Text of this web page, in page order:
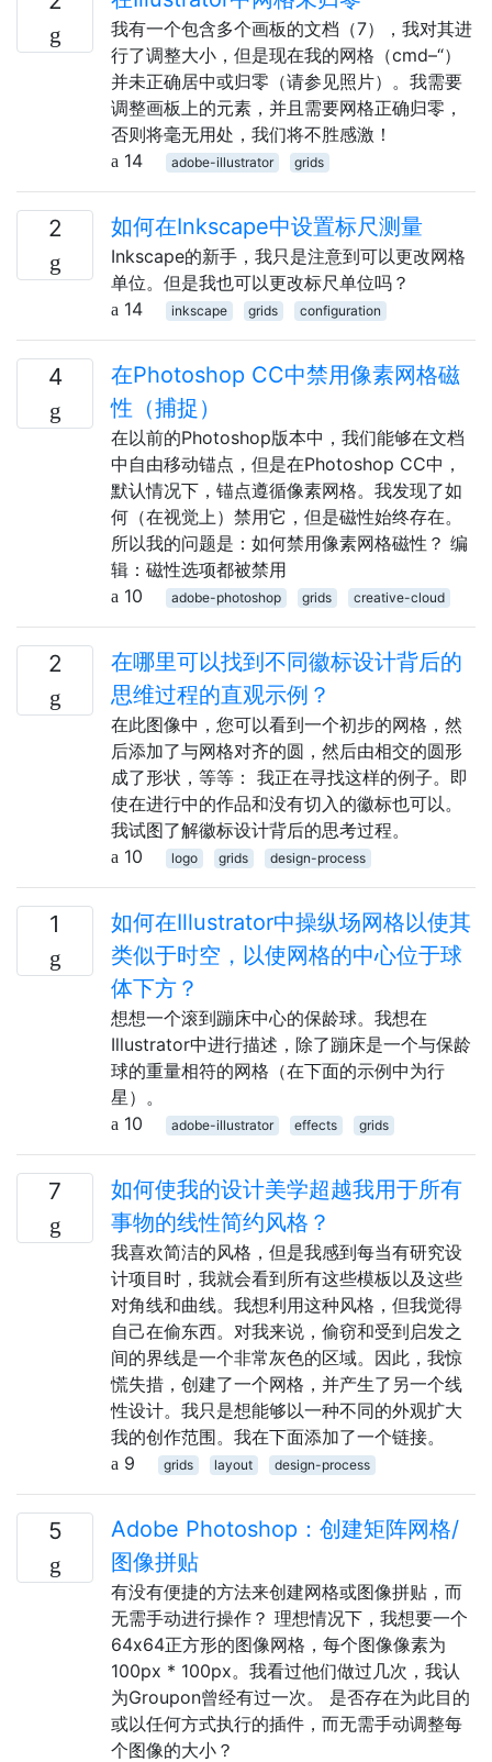
我有一个包含多个画板的文档（7），我对其进
行了调整大小，但是现在我的网格（cmd–“）
并未正确居中或归零（请参见照片）。我需要
调整画板上的元素，并且需要网格正确归零，
否则将毫无用处，我们将不胜感激！
14
adobe-illustrator grids
2 如何在Inkscape中设置标尺测量
Inkscape的新手，我只是注意到可以更改网格
单位。但是我也可以更改标尺单位吗？
14
inkscape grids configuration
4
在Photoshop CC中禁用像素网格磁
性（捕捉）
在以前的Photoshop版本中，我们能够在文档
中自由移动锚点，但是在Photoshop CC中，
默认情况下，锚点遵循像素网格。我发现了如
何（在视觉上）禁用它，但是磁性始终存在。
所以我的问题是：如何禁用像素网格磁性？ 编
辑：磁性选项都被禁用
10
adobe-photoshop grids creative-cloud
2
在哪里可以找到不同徽标设计背后的
思维过程的直观示例？
在此图像中，您可以看到一个初步的网格，然
后添加了与网格对齐的圆，​​然后由相交的圆形
成了形状，等等： 我正在寻找这样的例子。即
使在进行中的作品和没有切入的徽标也可以。
我试图了解徽标设计背后的思考过程。
10
logo grids design-process
1
如何在Illustrator中操纵场网格以使其
类似于时空，以使网格的中心位于球
体下方？
想想一个滚到蹦床中心的保龄球。我想在
Illustrator中进行描述，除了蹦床是一个与保龄
球的重量相符的网格（在下面的示例中为行
星）。
10
adobe-illustrator effects grids
7
如何使我的设计美学超越我用于所有
事物的线性简约风格？
我喜欢简洁的风格，但是我感到每当有研究设
计项目时，我就会看到所有这些模板以及这些
对角线和曲线。我想利用这种风格，但我觉得
自己在偷东西。对我来说，偷窃和受到启发之
间的界线是一个非常灰色的区域。因此，我惊
慌失措，创建了一个网格，并产生了另一个线
性设计。我只是想能够以一种不同的外观扩大
我的创作范围。我在下面添加了一个链接。
9
grids layout design-process
5
Adobe Photoshop：创建矩阵网格/
图像拼贴
有没有便捷的方法来创建网格或图像拼贴，而
无需手动进行操作？ 理想情况下，我想要一个
64x64正方形的图像网格，每个图像像素为
100px * 100px。我看过他们做过几次，我认
为Groupon曾经有过一次。 是否存在为此目的
或以任何方式执行的插件，而无需手动调整每
个图像的大小？